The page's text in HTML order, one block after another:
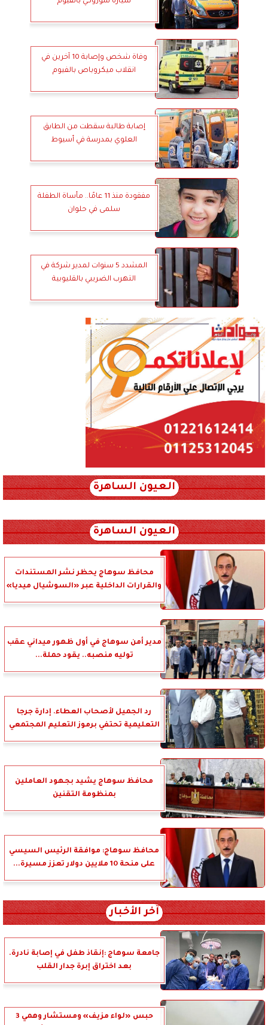
وفاة شخص وإصابة 10 آخرين في
انقلاب ميكروباص بالفيوم
إصابة طالبة سقطت من الطابق
العلوي بمدرسة في أسيوط
مفقودة منذ 11 عامًا.. مأساة الطفلة
سلمى في حلوان
المشدد 5 سنوات لمدير شركة في
التهرب الضريبي بالقليوبية
العيون الساهرة
العيون الساهرة
محافظ سوهاج يحظر نشر المستندات
والقرارات الداخلية عبر «السوشيال ميديا»
مدير أمن سوهاج في أول ظهور ميداني عقب
توليه منصبه.. يقود حملة...
رد الجميل لأصحاب العطاء. إدارة جرجا
التعليمية تحتفي برموز التعليم المجتمعي
محافظ سوهاج يشيد بجهود العاملين
بمنظومة التقنين
محافظ سوهاج: موافقة الرئيس السيسي
على منحة 10 ملايين دولار تعزز مسيرة...
آخر الأخبار
جامعة سوهاج :إنقاذ طفل في إصابة نادرة.
بعد اختراق إبرة جدار القلب
حبس «لواء مزيف» ومستشار وهمي 3